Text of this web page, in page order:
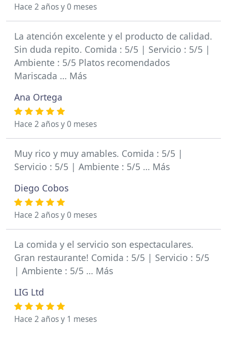
Hace 2 años y 0 meses
La atención excelente y el producto de calidad.
Sin duda repito. Comida : 5/5 | Servicio : 5/5 |
Ambiente : 5/5 Platos recomendados
Mariscada … Más
Ana Ortega
Hace 2 años y 0 meses
Muy rico y muy amables. Comida : 5/5 |
Servicio : 5/5 | Ambiente : 5/5 … Más
Diego Cobos
Hace 2 años y 0 meses
La comida y el servicio son espectaculares.
Gran restaurante! Comida : 5/5 | Servicio : 5/5
| Ambiente : 5/5 … Más
LIG Ltd
Hace 2 años y 1 meses